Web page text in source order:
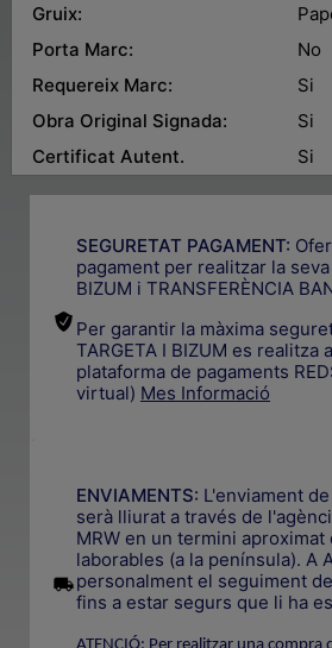
Gruix:
Porta Marc:
No
Requereix Marc:
Si
Obra Original Signada:
Si
Certificat Autent.
Si
SEGURETAT PAGAMENT:
pagament per realitzar la seva
BIZUM i TRANSFERÈNCIA
Per garantir la màxima
TARGETA I BIZUM es realitza
plataforma de pagaments
virtual) Mes Informació
ENVIAMENTS: L'enviament
serà lliurat a través de
MRW en un termini aproximat
laborables (a la península). A
personalment el seguiment
fins a estar segurs que li ha